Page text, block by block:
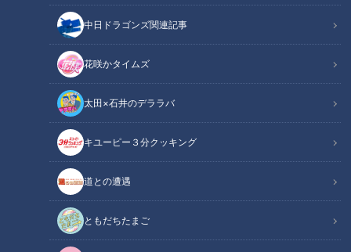
中日ドラゴンズ関連記事
花咲かタイムズ
太田×石井のデララバ
キユーピー３分クッキング
道との遭遇
ともだちたまご
CBC web
「CBC web」からのお知らせ
CBCテレビがおくるホラーイベント「名古屋の怖い夜」が、
第3章へと突入します。2026年9月5日（土）、待望の第3回目